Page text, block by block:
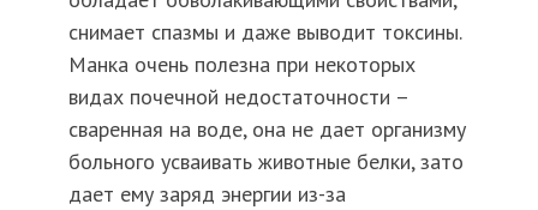
снимает спазмы и даже выводит токсины.
Манка очень полезна при некоторых
видах почечной недостаточности –
сваренная на воде, она не дает организму
больного усваивать животные белки, зато
дает ему заряд энергии из-за